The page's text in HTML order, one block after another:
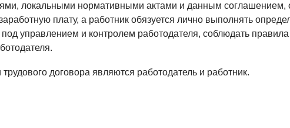
локальными нормативными актами и данным
плату, а работник обязуется лично выполнять
под управлением и контролем работодателя, соблюдать
договора являются работодатель и работник.